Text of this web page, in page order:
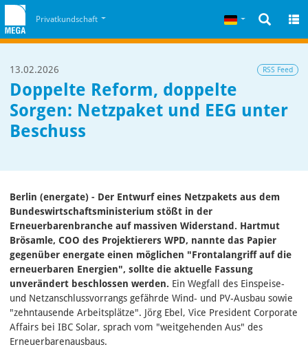
Zum Cookiehinweis
Privatkundschaft Deutsch
13.02.2026 RSS Feed
Doppelte Reform, doppelte
Sorgen: Netzpaket und EEG unter
Beschuss
Berlin (energate) - Der Entwurf eines Netzpakets aus dem
Bundeswirtschaftsministerium stößt in der
Erneuerbarenbranche auf massiven Widerstand. Hartmut
Brösamle, COO des Projektierers WPD, nannte das Papier
gegenüber energate einen möglichen "Frontalangriff auf die
erneuerbaren Energien", sollte die aktuelle Fassung
unverändert beschlossen werden. Ein Wegfall des Einspeise‑
und Netzanschlussvorrangs gefährde Wind‑ und PV‑Ausbau sowie
"zehntausende Arbeitsplätze". Jörg Ebel, Vice President Corporate
Affairs bei IBC Solar, sprach vom "weitgehenden Aus" des
Erneuerbarenausbaus.